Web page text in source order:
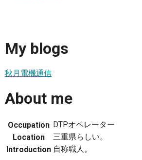
My blogs
秋月電機通信
About me
Occupation DTPオペレーター
Location
三重県らしい。
Introduction 自称職人。